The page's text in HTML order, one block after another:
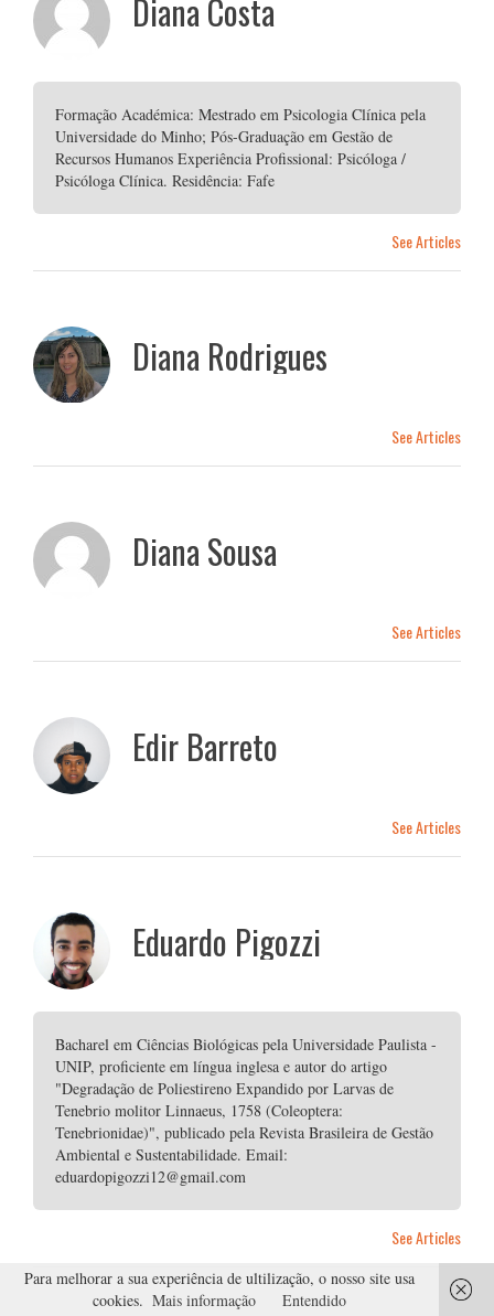
Diana Costa
Formação Académica: Mestrado em Psicologia Clínica pela
Universidade do Minho; Pós-Graduação em Gestão de
Recursos Humanos Experiência Profissional: Psicóloga /
Psicóloga Clínica. Residência: Fafe
See Articles
Diana Rodrigues
See Articles
Diana Sousa
See Articles
Edir Barreto
See Articles
Eduardo Pigozzi
Bacharel em Ciências Biológicas pela Universidade Paulista -
UNIP, proficiente em língua inglesa e autor do artigo
"Degradação de Poliestireno Expandido por Larvas de
Tenebrio molitor Linnaeus, 1758 (Coleoptera:
Tenebrionidae)", publicado pela Revista Brasileira de Gestão
Ambiental e Sustentabilidade. Email:
eduardopigozzi12@gmail.com
See Articles
Para melhorar a sua experiência de ultilização, o nosso site usa
cookies. Mais informação Entendido